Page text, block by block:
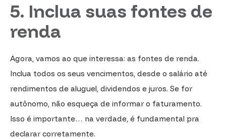
5. Inclua suas fontes de
renda
Agora, vamos ao que interessa: as fontes de renda.
Inclua todos os seus vencimentos, desde o salário até
rendimentos de aluguel, dividendos e juros. Se for
autônomo, não esqueça de informar o faturamento.
Isso é importante… na verdade, é fundamental pra
declarar corretamente.